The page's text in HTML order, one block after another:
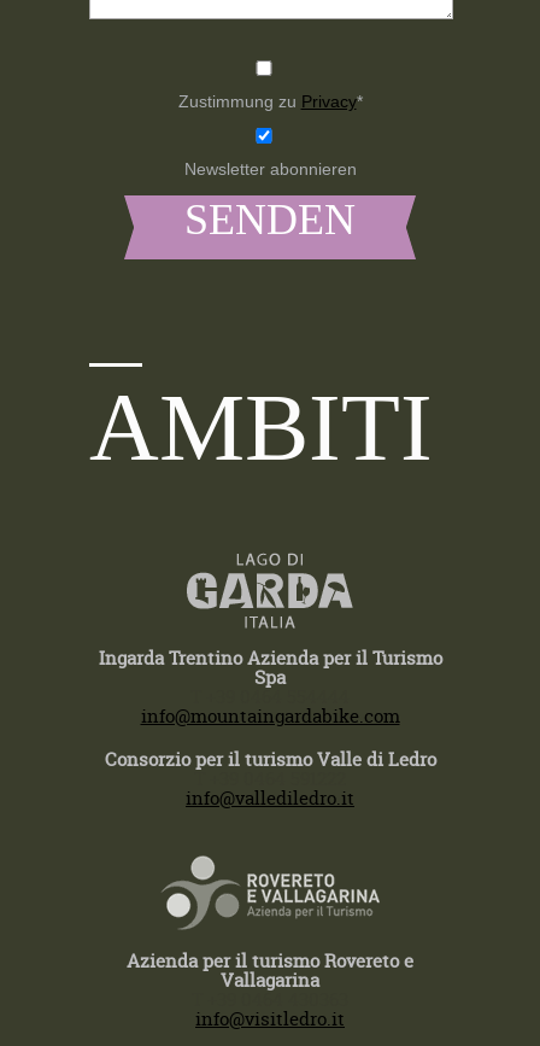
Zustimmung zu Privacy*
Newsletter abonnieren
AMBITI
Ingarda Trentino Azienda per il Turismo
Spa
info@mountaingardabike.com
Consorzio per il turismo Valle di Ledro
info@vallediledro.it
Azienda per il turismo Rovereto e
Vallagarina
info@visitledro.it